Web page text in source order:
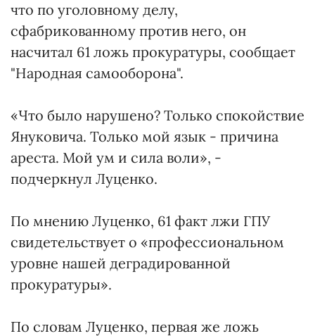
что по уголовному делу,
сфабрикованному против него, он
насчитал 61 ложь прокуратуры, сообщает
"Народная самооборона".
«Что было нарушено? Только спокойствие
Януковича. Только мой язык - причина
ареста. Мой ум и сила воли», -
подчеркнул Луценко.
По мнению Луценко, 61 факт лжи ГПУ
свидетельствует о «профессиональном
уровне нашей деградированной
прокуратуры».
По словам Луценко, первая же ложь